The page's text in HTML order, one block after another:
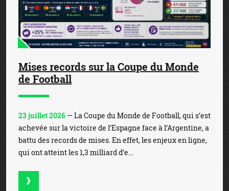
Mises records sur la Coupe du Monde
de Football
23 juillet 2026 — La Coupe du Monde de Football, qui s’est
achevée sur la victoire de l’Espagne face à l’Argentine, a
battu des records de mises. En effet, les enjeux en ligne,
qui ont atteint les 1,3 milliard d’e...